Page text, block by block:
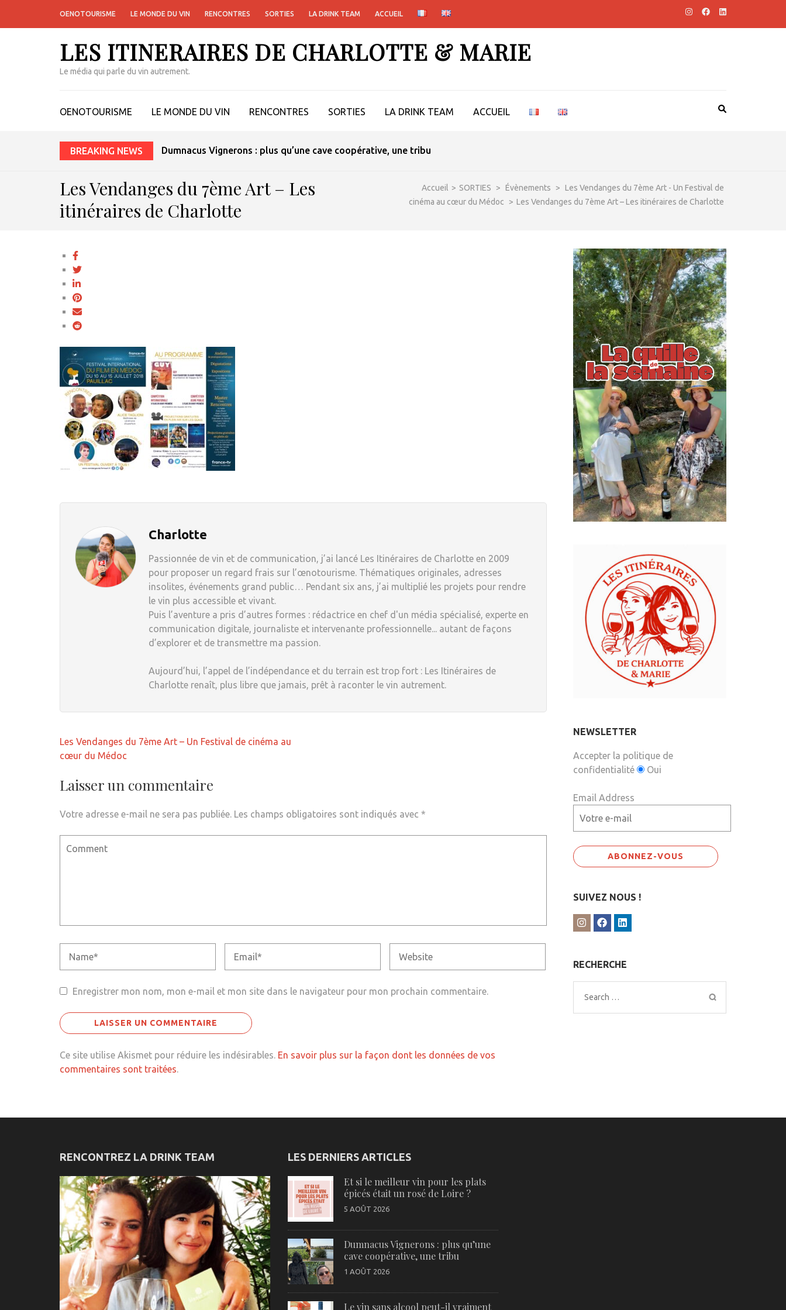
OENOTOURISME LE MONDE DU VIN RENCONTRES SORTIES LA DRINK TEAM ACCUEIL
LES ITINERAIRES DE CHARLOTTE & MARIE
Le média qui parle du vin autrement.
OENOTOURISME LE MONDE DU VIN RENCONTRES SORTIES LA DRINK TEAM ACCUEIL
BREAKING NEWS Dumnacus Vignerons : plus qu’une cave coopérative, une tribu
Accueil > SORTIES > Évènements > Les Vendanges du 7ème Art - Un Festival de
cinéma au cœur du Médoc
> Les Vendanges du 7ème Art – Les itinéraires de Charlotte
Les Vendanges du 7ème Art – Les
itinéraires de Charlotte
Charlotte
Passionnée de vin et de communication, j’ai lancé Les Itinéraires de Charlotte en 2009
pour proposer un regard frais sur l’œnotourisme. Thématiques originales, adresses
insolites, événements grand public… Pendant six ans, j’ai multiplié les projets pour rendre
le vin plus accessible et vivant.
Puis l’aventure a pris d’autres formes : rédactrice en chef d'un média spécialisé, experte en
communication digitale, journaliste et intervenante professionnelle... autant de façons
d’explorer et de transmettre ma passion.
Aujourd’hui, l’appel de l’indépendance et du terrain est trop fort : Les Itinéraires de
Charlotte renaît, plus libre que jamais, prêt à raconter le vin autrement.
Navigation
de
Les Vendanges du 7ème Art – Un Festival de cinéma au
cœur du Médoc
Laisser un commentaire
Votre adresse e-mail ne sera pas publiée. Les champs obligatoires sont indiqués avec *
Enregistrer mon nom, mon e-mail et mon site dans le navigateur pour mon prochain commentaire.
Ce site utilise Akismet pour réduire les indésirables. En savoir plus sur la façon dont les données de vos
commentaires sont traitées.
NEWSLETTER
Accepter la politique de
confidentialité
Oui
Email Address
SUIVEZ NOUS !
RECHERCHE
Search
for:
RENCONTREZ LA DRINK TEAM LES DERNIERS ARTICLES
Et si le meilleur vin pour les plats
épicés était un rosé de Loire ?
5 AOÛT 2026
Dumnacus Vignerons : plus qu’une
cave coopérative, une tribu
1 AOÛT 2026
Le vin sans alcool peut-il vraiment